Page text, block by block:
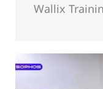
Wallix